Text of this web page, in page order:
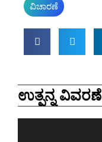
ವಿಚಾರಣೆ
ಉತ್ಪನ್ನ ವಿವರಣೆ